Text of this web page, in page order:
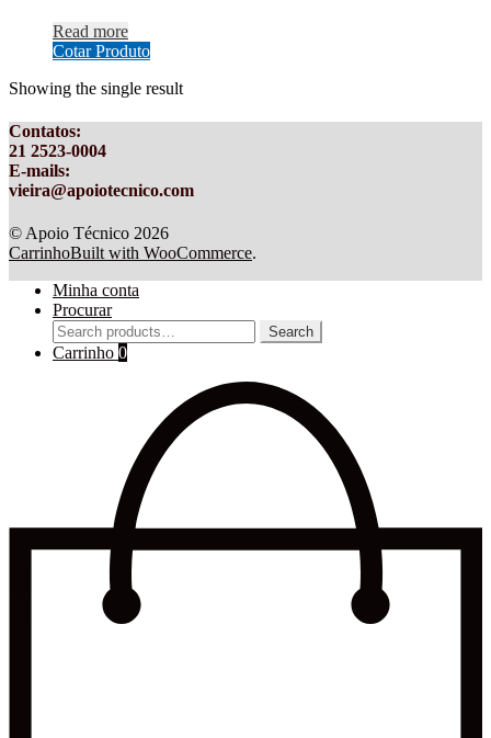
Read more
Cotar Produto
Showing the single result
Contatos:
21 2523-0004
E-mails:
vieira@apoiotecnico.com
© Apoio Técnico 2026
CarrinhoBuilt with WooCommerce.
Minha conta
Procurar
Search
for:
Search
Carrinho 0